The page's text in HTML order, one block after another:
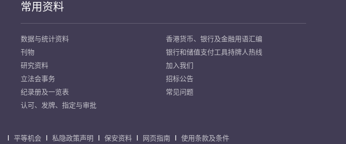
常用资料
数据与统计资料
刊物
研究资料
立法会事务
纪录册及一览表
认可、发牌、指定与审批
香港货币、银行及金融用语汇编
银行和储值支付工具持牌人热线
加入我们
招标公告
常见问题
平等机会 私隐政策声明 保安资料 网页指南 使用条款及条件